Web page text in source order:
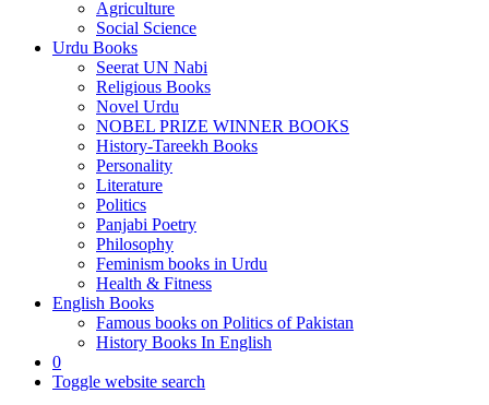
Agriculture
Social Science
Urdu Books
Seerat UN Nabi
Religious Books
Novel Urdu
NOBEL PRIZE WINNER BOOKS
History-Tareekh Books
Personality
Literature
Politics
Panjabi Poetry
Philosophy
Feminism books in Urdu
Health & Fitness
English Books
Famous books on Politics of Pakistan
History Books In English
0
Toggle website search